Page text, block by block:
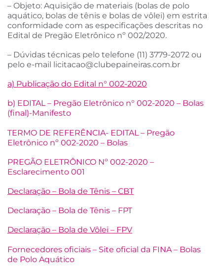
– Objeto: Aquisição de materiais (bolas de polo
aquático, bolas de tênis e bolas de vôlei) em estrita
conformidade com as especificações descritas no
Edital de Pregão Eletrônico nº 002/2020.
– Dúvidas técnicas pelo telefone (11) 3779-2072 ou
pelo e-mail licitacao@clubepaineiras.com.br
a) Publicação do Edital n° 002-2020
b) EDITAL – Pregão Eletrônico n° 002-2020 – Bolas
(final)-Manifesto
TERMO DE REFERÊNCIA- EDITAL – Pregão
Eletrônico nº 002-2020 – Bolas
PREGÃO ELETRÔNICO Nº 002-2020 –
Esclarecimento 001
Declaração – Bola de Tênis – CBT
Declaração – Bola de Tênis – FPT
Declaração – Bola de Vôlei – FPV
Fornecedores oficiais – Site oficial da FINA – Bolas
de Polo Aquático